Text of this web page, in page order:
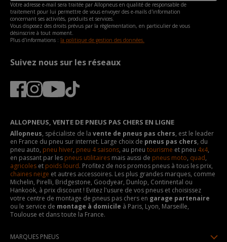
Votre adresse e-mail sera traitée par Allopneus en qualité de responsable de
traitement pour lui permettre de vous envoyer des e-mails d'information
concernant ses activités, produits et services.
Vous disposez des droits prévus par la règlementation, en particulier de vous
désinscrire à tout moment.
Plus d'informations : la politique de gestion des données.
Suivez nous sur les réseaux
ALLOPNEUS, VENTE DE PNEUS PAS CHERS EN LIGNE
Allopneus, spécialiste de la vente de pneus pas chers, est le leader
en France du pneu sur internet. Large choix de pneus pas chers, du
pneu auto, pneu hiver, pneu 4 saisons, au pneu tourisme et pneu 4x4,
en passant par les pneus utilitaires mais aussi de pneus moto, quad,
agricoles et poids lourd. Profitez de nos promos pneus à tous les prix,
chaines neige et autres accessoires. Les plus grandes marques, comme
Michelin, Pirelli, Bridgestone, Goodyear, Dunlop, Continental ou
Hankook, à prix discount ! Evitez l'usure de vos pneus et choisissez
votre centre de montage de pneus pas chers en garage partenaire
ou le service de montage à domicile à Paris, Lyon, Marseille,
Toulouse et dans toute la France.
MARQUES PNEUS